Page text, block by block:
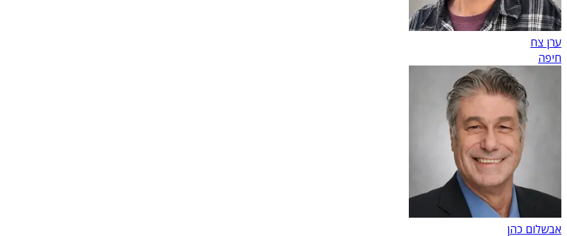
ערן צח
חיפה
אבשלום כהן